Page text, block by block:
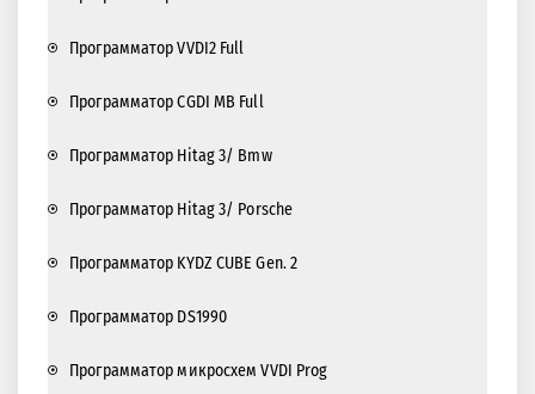
Программатор VVDI2 Full
Программатор CGDI MB Full
Программатор Hitag 3/ Bmw
Программатор Hitag 3/ Porsche
Программатор KYDZ CUBE Gen. 2
Программатор DS1990
Программатор микросхем VVDI Prog